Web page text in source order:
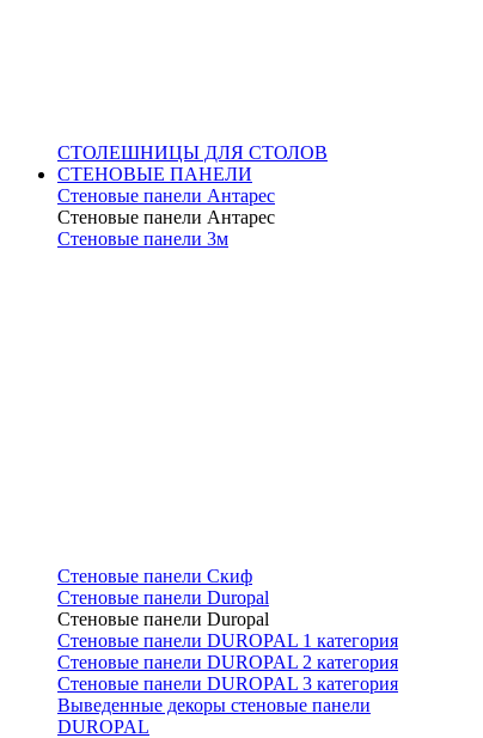
СТОЛЕШНИЦЫ ДЛЯ СТОЛОВ
СТЕНОВЫЕ ПАНЕЛИ
Стеновые панели Антарес
Стеновые панели Антарес
Стеновые панели 3м
Стеновые панели Скиф
Стеновые панели Duropal
Стеновые панели Duropal
Стеновые панели DUROPAL 1 категория
Стеновые панели DUROPAL 2 категория
Стеновые панели DUROPAL 3 категория
Выведенные декоры стеновые панели
DUROPAL